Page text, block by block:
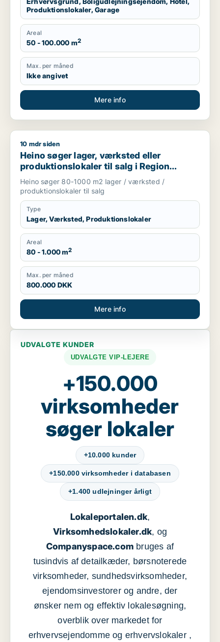
Produktionslokaler, Garage
Areal
50 - 100.000 m2
Max. per måned
Ikke angivet
Mere info
Heino søger lager, værksted eller produktionslokaler til salg
10 mdr siden
Heino søger lager, værksted eller
produktionslokaler til salg i Region
Sjælland
Heino søger 80-1000 m2 lager / værksted /
produktionslokaler til salg
Type
Lager, Værksted, Produktionslokaler
Areal
80 - 1.000 m2
Max. per måned
800.000 DKK
Mere info
UDVALGTE KUNDER
UDVALGTE VIP-LEJERE
+150.000
virksomheder
søger lokaler
+10.000 kunder
+150.000 virksomheder i databasen
+1.400 udlejninger årligt
Lokaleportalen.dk,
Virksomhedslokaler.dk, og
Companyspace.com bruges af
tusindvis af detailkæder, børsnoterede
virksomheder, sundhedsvirksomheder,
ejendomsinvestorer og andre, der
ønsker nem og effektiv lokalesøgning,
overblik over markedet for
erhvervsejendomme og erhvervslokaler ,